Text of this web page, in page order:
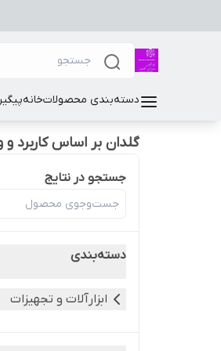
دسته‌بندی محصولاتخانه
گلدان بر اساس کاربرد و
جستجو در نتایج
دسته‌بندی
ابزارآلات و تجهیزات